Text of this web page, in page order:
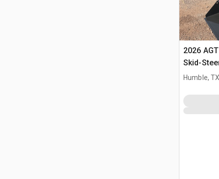
2026
Skid-
Humble,